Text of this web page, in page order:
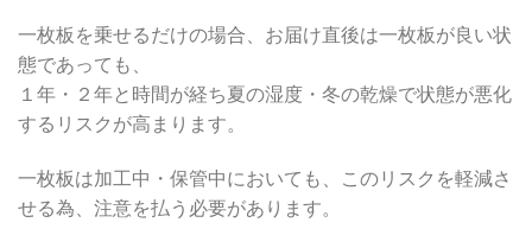
一枚板を乗せるだけの場合、お届け直後は一枚板が良い状
態であっても、
１年・２年と時間が経ち夏の湿度・冬の乾燥で状態が悪化
するリスクが高まります。
一枚板は加工中・保管中においても、このリスクを軽減さ
せる為、注意を払う必要があります。